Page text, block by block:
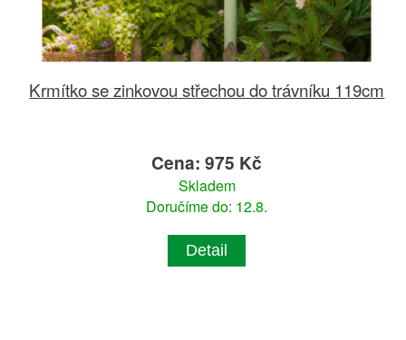
Krmítko se zinkovou střechou do trávníku 119cm
Cena: 975 Kč
Skladem
Doručíme do: 12.8.
Detail